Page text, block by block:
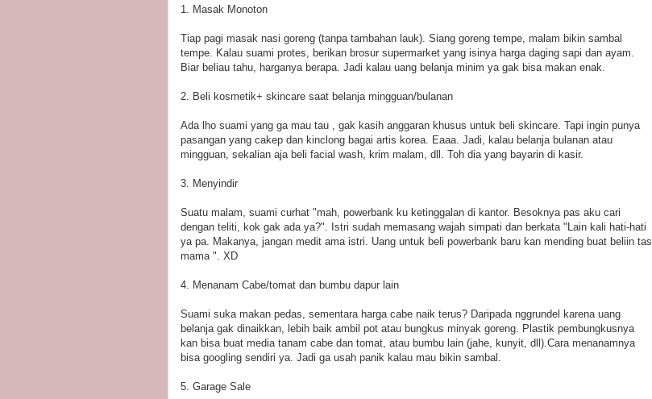
1. Masak Monoton
Tiap pagi masak nasi goreng (tanpa tambahan lauk). Siang goreng tempe, malam bikin sambal
tempe. Kalau suami protes, berikan brosur supermarket yang isinya harga daging sapi dan ayam.
Biar beliau tahu, harganya berapa. Jadi kalau uang belanja minim ya gak bisa makan enak.
2. Beli kosmetik+ skincare saat belanja mingguan/bulanan
Ada lho suami yang ga mau tau , gak kasih anggaran khusus untuk beli skincare. Tapi ingin punya
pasangan yang cakep dan kinclong bagai artis korea. Eaaa. Jadi, kalau belanja bulanan atau
mingguan, sekalian aja beli facial wash, krim malam, dll. Toh dia yang bayarin di kasir.
3. Menyindir
Suatu malam, suami curhat "mah, powerbank ku ketinggalan di kantor. Besoknya pas aku cari
dengan teliti, kok gak ada ya?". Istri sudah memasang wajah simpati dan berkata "Lain kali hati-hati
ya pa. Makanya, jangan medit ama istri. Uang untuk beli powerbank baru kan mending buat beliin tas
mama ". XD
4. Menanam Cabe/tomat dan bumbu dapur lain
Suami suka makan pedas, sementara harga cabe naik terus? Daripada nggrundel karena uang
belanja gak dinaikkan, lebih baik ambil pot atau bungkus minyak goreng. Plastik pembungkusnya
kan bisa buat media tanam cabe dan tomat, atau bumbu lain (jahe, kunyit, dll).Cara menanamnya
bisa googling sendiri ya. Jadi ga usah panik kalau mau bikin sambal.
5. Garage Sale